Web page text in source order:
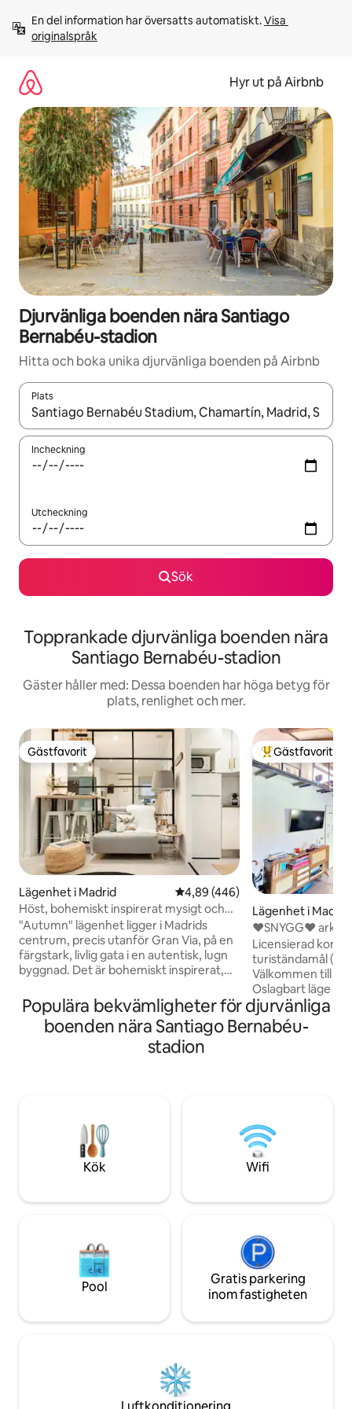
innehåll
En del information har översatts automatiskt. Visa
originalspråk
Hyr ut på Airbnb
Djurvänliga boenden nära Santiago
Bernabéu-stadion
Hitta och boka unika djurvänliga boenden på Airbnb
Plats
När resultaten är tillgängliga kan du navigera med upp- och
Incheckning
Utcheckning
Sök
Topprankade djurvänliga boenden nära
Santiago Bernabéu-stadion
Gäster håller med: Dessa boenden har höga betyg för
plats, renlighet och mer.
Gästfavorit
Gästfavorit
Lägenhet i Madrid 4,89 av 5 i genomsnittligt
4,89 (446)
Höst, bohemiskt inspirerat mysigt och
modernt öppet utrymme, Chueca
"Autumn" lägenhet ligger i Madrids
centrum, precis utanför Gran Via, på en
färgstark, livlig gata i en autentisk, lugn
byggnad. Det är bohemiskt inspirerat,
med fönster, mitt i livliga restauranger,
tapas och butiker. Den har WiFi och är
fullt utrustad. Bäst för en enda, ett par
eller par med ett barn! Husdjur är också
utdragbar bäddsoffa och ett arbetsbord,
kök med ett matbord och badrum. Vi
tog särskild hand om alla små detaljer,
för dig! Den har WiFi och är fullt
utrustad, inklusive en tvättmaskin, TV,
komfort och njutning! Lägenheten är en
studiolägenhet med öppet utrymme —
och allt är ditt att njuta av! Det finns inga
områden i lägenheten som du inte kan
använda eller komma åt! Vi älskar att
vara värdar, men respekterar också våra
utanför Gran Vía, den mest centrala
gatan i Madrid, i ett färgglatt område
som kallas Chueca. Området är känt för
Populär
Gästfavorit
Lägenhet i Madrid
♥SNYGG♥
CENTRAL.
Licensierad
turiständamål
Välkommen till
Oslagbart läge –
överallt! Gran Vía: 4 min Plaza Mayor: 12
min Sol: 10 min Chueca sq: 3 min Snygg,
chic duplex
dusch
Populära bekvämligheter för djurvänliga
boenden nära Santiago Bernabéu-
stadion
Kök Wifi
Pool
Gratis parkering
inom fastigheten